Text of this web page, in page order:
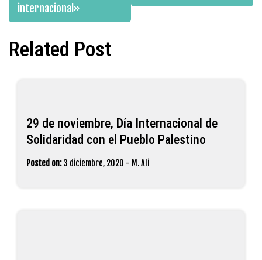
internacional»
Related Post
29 de noviembre, Día Internacional de
Solidaridad con el Pueblo Palestino
Posted on: 3 diciembre, 2020 - M. Ali